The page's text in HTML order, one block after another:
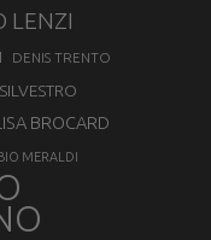
LENZI
DENIS TRENTO
BROCARD
MERALDI